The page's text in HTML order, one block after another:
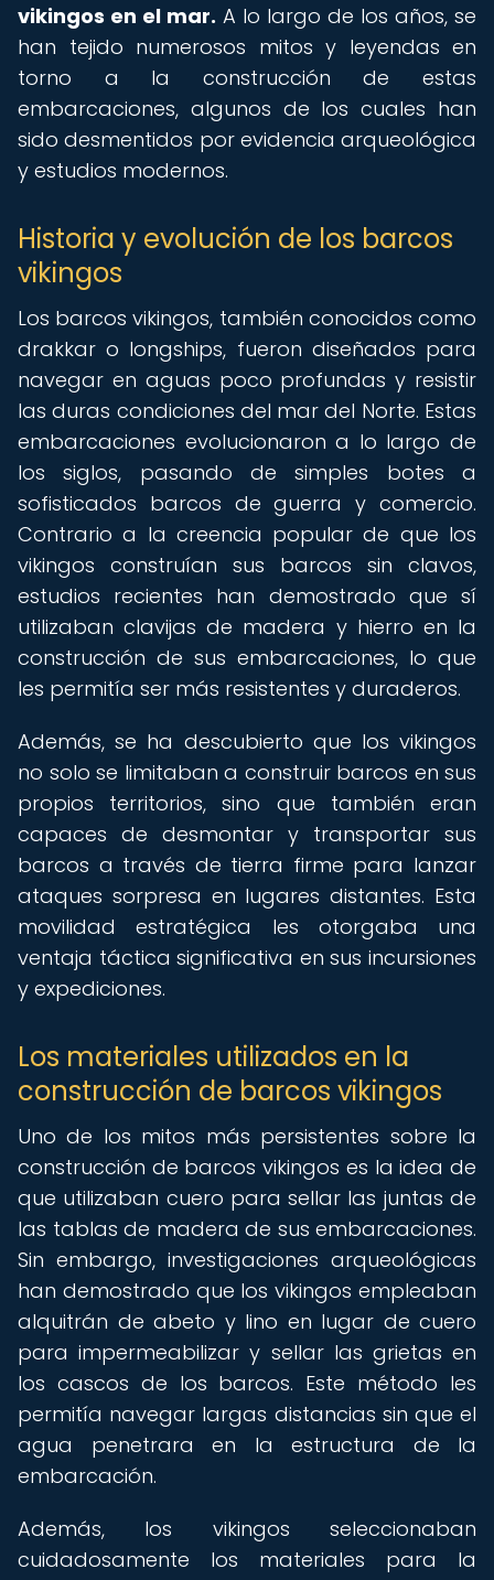
vikingos en el mar. A lo largo de los años, se
han tejido numerosos mitos y leyendas en
torno a la construcción de estas
embarcaciones, algunos de los cuales han
sido desmentidos por evidencia arqueológica
y estudios modernos.
Historia y evolución de los barcos
vikingos
Los barcos vikingos, también conocidos como
drakkar o longships, fueron diseñados para
navegar en aguas poco profundas y resistir
las duras condiciones del mar del Norte. Estas
embarcaciones evolucionaron a lo largo de
los siglos, pasando de simples botes a
sofisticados barcos de guerra y comercio.
Contrario a la creencia popular de que los
vikingos construían sus barcos sin clavos,
estudios recientes han demostrado que sí
utilizaban clavijas de madera y hierro en la
construcción de sus embarcaciones, lo que
les permitía ser más resistentes y duraderos.
Además, se ha descubierto que los vikingos
no solo se limitaban a construir barcos en sus
propios territorios, sino que también eran
capaces de desmontar y transportar sus
barcos a través de tierra firme para lanzar
ataques sorpresa en lugares distantes. Esta
movilidad estratégica les otorgaba una
ventaja táctica significativa en sus incursiones
y expediciones.
Los materiales utilizados en la
construcción de barcos vikingos
Uno de los mitos más persistentes sobre la
construcción de barcos vikingos es la idea de
que utilizaban cuero para sellar las juntas de
las tablas de madera de sus embarcaciones.
Sin embargo, investigaciones arqueológicas
han demostrado que los vikingos empleaban
alquitrán de abeto y lino en lugar de cuero
para impermeabilizar y sellar las grietas en
los cascos de los barcos. Este método les
permitía navegar largas distancias sin que el
agua penetrara en la estructura de la
embarcación.
Además, los vikingos seleccionaban
cuidadosamente los materiales para la